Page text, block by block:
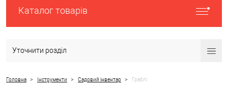
Каталог товарів
Уточнити розділ
Головна > Інструменти > Садовий інвентар > Граблі